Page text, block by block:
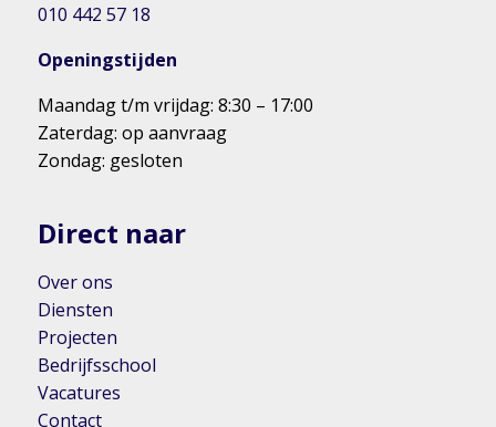
010 442 57 18
Openingstijden
Maandag t/m vrijdag: 8:30 – 17:00
Zaterdag: op aanvraag
Zondag: gesloten
Direct naar
Over ons
Diensten
Projecten
Bedrijfsschool
Vacatures
Contact